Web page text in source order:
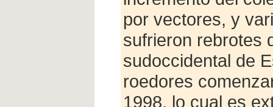
por vectores, y
sufrieron rebrotes
sudoccidental de
roedores
1998, lo cual es